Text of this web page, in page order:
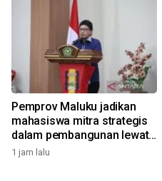
Pemprov Maluku jadikan
mahasiswa mitra strategis
dalam pembangunan lewat
gagasan konstruktif
1 jam lalu